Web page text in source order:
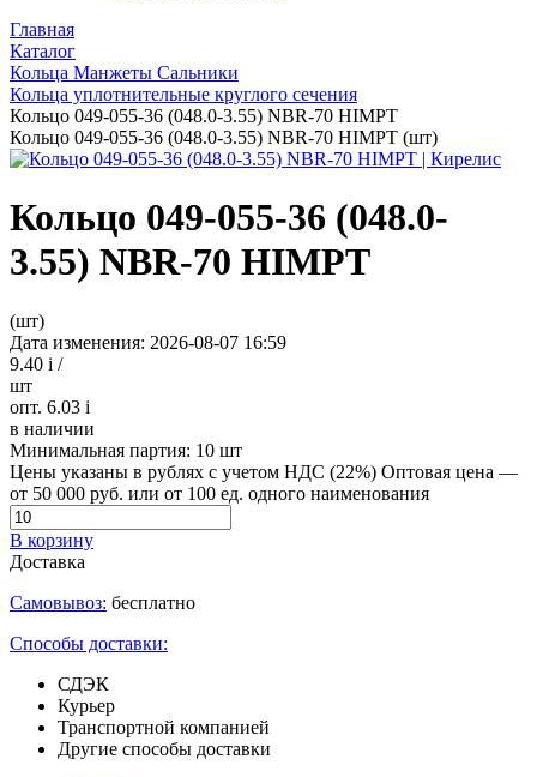
Главная
Каталог
Кольца Манжеты Сальники
Кольца уплотнительные круглого сечения
Кольцо 049-055-36 (048.0-3.55) NBR-70 HIMPT
Кольцо 049-055-36 (048.0-3.55) NBR-70 HIMPT (шт)
Кольцо 049-055-36 (048.0-
3.55) NBR-70 HIMPT
(шт)
Дата изменения: 2026-08-07 16:59
9.40 i /
шт
опт. 6.03 i
в наличии
Минимальная партия: 10 шт
Цены указаны в рублях с учетом НДС (22%) Оптовая цена —
от 50 000 руб. или от 100 ед. одного наименования
В корзину
Доставка
Самовывоз: бесплатно
Способы доставки:
СДЭК
Курьер
Транспортной компанией
Другие способы доставки